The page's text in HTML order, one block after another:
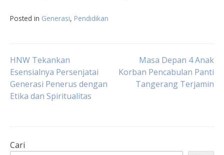
Posted in Generasi, Pendidikan
Navigasi
pos
HNW Tekankan
Esensialnya Persenjatai
Generasi Penerus dengan
Etika dan Spiritualitas
Masa Depan 4 Anak
Korban Pencabulan Panti
Tangerang Terjamin
Cari